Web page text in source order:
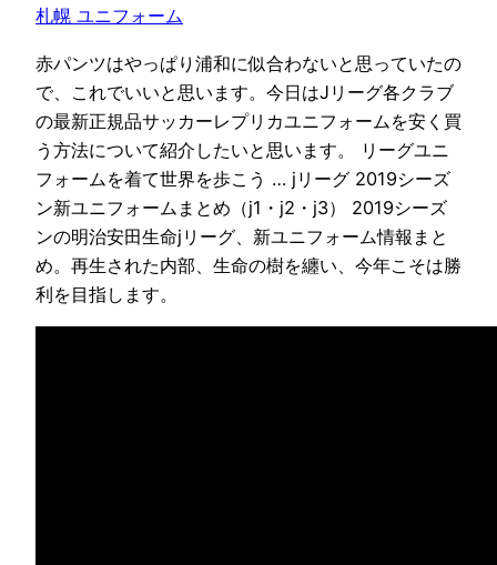
札幌 ユニフォーム
赤パンツはやっぱり浦和に似合わないと思っていたの
で、これでいいと思います。今日はJリーグ各クラブ
の最新正規品サッカーレプリカユニフォームを安く買
う方法について紹介したいと思います。 リーグユニ
フォームを着て世界を歩こう … jリーグ 2019シーズ
ン新ユニフォームまとめ（j1・j2・j3） 2019シーズ
ンの明治安田生命jリーグ、新ユニフォーム情報まと
め。再生された内部、生命の樹を纏い、今年こそは勝
利を目指します。